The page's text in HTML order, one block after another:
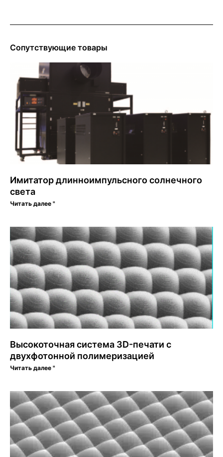
Сопутствующие товары
Имитатор длинноимпульсного солнечного
света
Читать далее "
Высокоточная система 3D-печати с
двухфотонной полимеризацией
Читать далее "